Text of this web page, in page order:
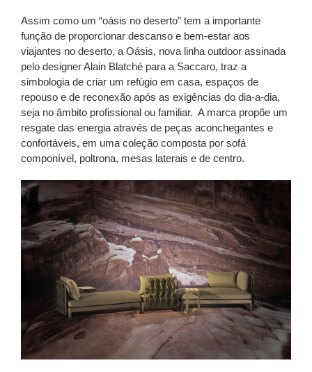
Assim como um “oásis no deserto” tem a importante
função de proporcionar descanso e bem-estar aos
viajantes no deserto, a Oásis, nova linha outdoor assinada
pelo designer Alain Blatché para a Saccaro, traz a
simbologia de criar um refúgio em casa, espaços de
repouso e de reconexão após as exigências do dia-a-dia,
seja no âmbito profissional ou familiar. A marca propõe um
resgate das energia através de peças aconchegantes e
confortáveis, em uma coleção composta por sofá
componível, poltrona, mesas laterais e de centro.